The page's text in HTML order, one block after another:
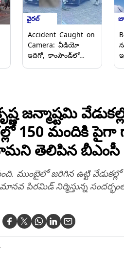
వైరల్
Accident Caught on
Camera: వీడియో
ఇదిగో, కాంపౌండ్‌లో
చేయలేదని తల్లి ఆవేదన
జ‌న్మాష్ట‌మి
150 మందికి
తెలిపిన బీఎంసీ
ముంబైలో జ‌రిగిన ఉట్టి
పిర‌మిడ్ నిర్మిస్తున్న